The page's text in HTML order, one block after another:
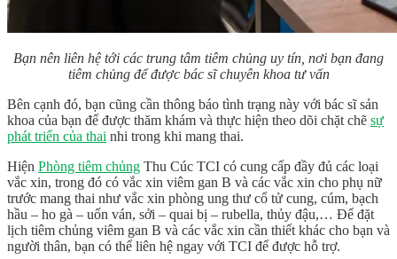
Bạn nên liên hệ tới các trung tâm tiêm chủng uy tín, nơi bạn đang
tiêm chủng để được bác sĩ chuyên khoa tư vấn
Bên cạnh đó, bạn cũng cần thông báo tình trạng này với bác sĩ sản
khoa của bạn để được thăm khám và thực hiện theo dõi chặt chẽ sự
phát triển của thai nhi trong khi mang thai.
Hiện Phòng tiêm chủng Thu Cúc TCI có cung cấp đầy đủ các loại
vắc xin, trong đó có vắc xin viêm gan B và các vắc xin cho phụ nữ
trước mang thai như vắc xin phòng ung thư cổ tử cung, cúm, bạch
hầu – ho gà – uốn ván, sởi – quai bị – rubella, thủy đậu,… Để đặt
lịch tiêm chủng viêm gan B và các vắc xin cần thiết khác cho bạn và
người thân, bạn có thể liên hệ ngay với TCI để được hỗ trợ.